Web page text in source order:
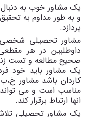
یک مشاور خوب به
و به طور مداوم به
پردازد.
مشاور تحصیلی شخصی
داوطلبین در هر
صحیح مطالعه و تست
یک مشاور باید خود
کاردان باشد مشاور
مناسب است و می تواند
انها ارتباط برقرار کند.
یک مشاور تحصیلی